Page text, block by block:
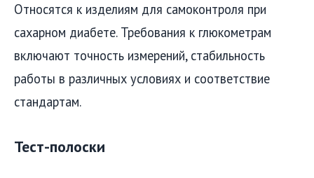
Относятся к изделиям для самоконтроля при
сахарном диабете. Требования к глюкометрам
включают точность измерений, стабильность
работы в различных условиях и соответствие
стандартам.
Тест-полоски